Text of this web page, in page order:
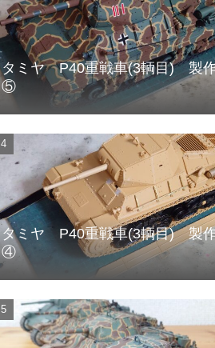
タミヤ P40重戦車(3輌目) 製
⑤
タミヤ P40重戦車(3輌目) 製
④